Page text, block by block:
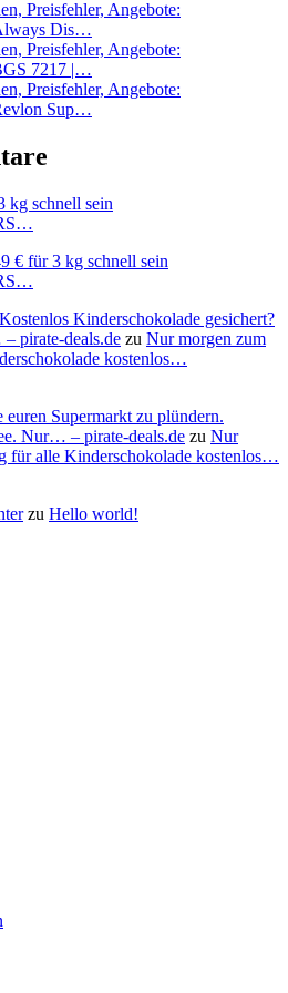
Preisfehler, Angebote:
Dis…
Preisfehler, Angebote:
7217 |…
Preisfehler, Angebote:
Sup…
kg schnell sein
€ für 3 kg schnell sein
Kinderschokolade gesichert?
pirate-deals.de zu Nur morgen zum
kostenlos…
euren Supermarkt zu plündern.
Nur… – pirate-deals.de zu Nur
für alle Kinderschokolade kostenlos…
zu Hello world!